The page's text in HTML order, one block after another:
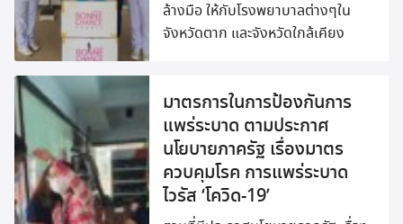
Search
for:
Search
ล้างมือ ให้กับโรงพยาบาลต่างๆใน
จังหวัดตาก และจังหวัดใกล้เคียง
มาตรการในการป้องกันการ
แพร่ระบาด ตามประกาศ
นโยบายภาครัฐ เรื่องมาตร
ควบคุมโรค การแพร่ระบาด
ไวรัส ‘โควิด-19’